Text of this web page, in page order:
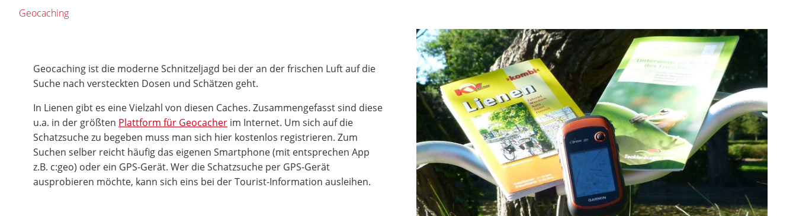
Geocaching
Geocaching ist die moderne Schnitzeljagd bei der an der frischen Luft auf die
Suche nach versteckten Dosen und Schätzen geht.
In Lienen gibt es eine Vielzahl von diesen Caches. Zusammengefasst sind diese
u.a. in der größten Plattform für Geocacher im Internet. Um sich auf die
Schatzsuche zu begeben muss man sich hier kostenlos registrieren. Zum
Suchen selber reicht häufig das eigenen Smartphone (mit entsprechen App
z.B. c:geo) oder ein GPS-Gerät. Wer die Schatzsuche per GPS-Gerät
ausprobieren möchte, kann sich eins bei der Tourist-Information ausleihen.